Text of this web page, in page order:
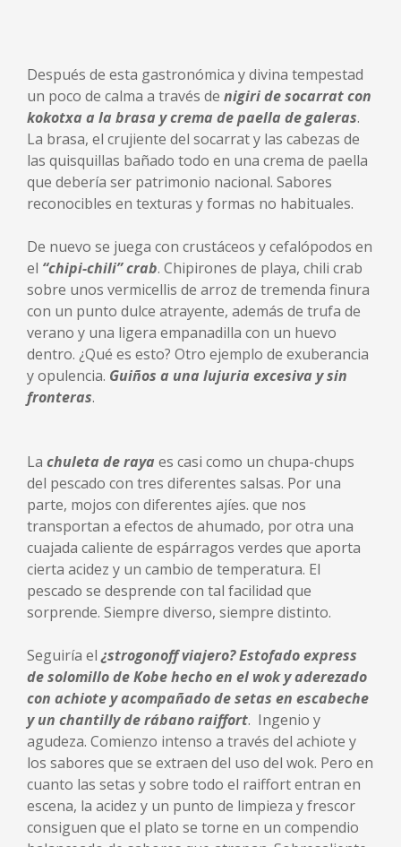
Después de esta gastronómica y divina tempestad
un poco de calma a través de nigiri de socarrat con
kokotxa a la brasa y crema de paella de galeras.
La brasa, el crujiente del socarrat y las cabezas de
las quisquillas bañado todo en una crema de paella
que debería ser patrimonio nacional. Sabores
reconocibles en texturas y formas no habituales.
De nuevo se juega con crustáceos y cefalópodos en
el “chipi-chili” crab. Chipirones de playa, chili crab
sobre unos vermicellis de arroz de tremenda finura
con un punto dulce atrayente, además de trufa de
verano y una ligera empanadilla con un huevo
dentro. ¿Qué es esto? Otro ejemplo de exuberancia
y opulencia. Guiños a una lujuria excesiva y sin
fronteras.
La chuleta de raya es casi como un chupa-chups
del pescado con tres diferentes salsas. Por una
parte, mojos con diferentes ajíes. que nos
transportan a efectos de ahumado, por otra una
cuajada caliente de espárragos verdes que aporta
cierta acidez y un cambio de temperatura. El
pescado se desprende con tal facilidad que
sorprende. Siempre diverso, siempre distinto.
Seguiría el¿strogonoff viajero? Estofado express
de solomillo de Kobe hecho en el wok y aderezado
con achiote y acompañado de setas en escabeche
y un chantilly de rábano raiffort. Ingenio y
agudeza. Comienzo intenso a través del achiote y
los sabores que se extraen del uso del wok. Pero en
cuanto las setas y sobre todo el raiffort entran en
escena, la acidez y un punto de limpieza y frescor
consiguen que el plato se torne en un compendio